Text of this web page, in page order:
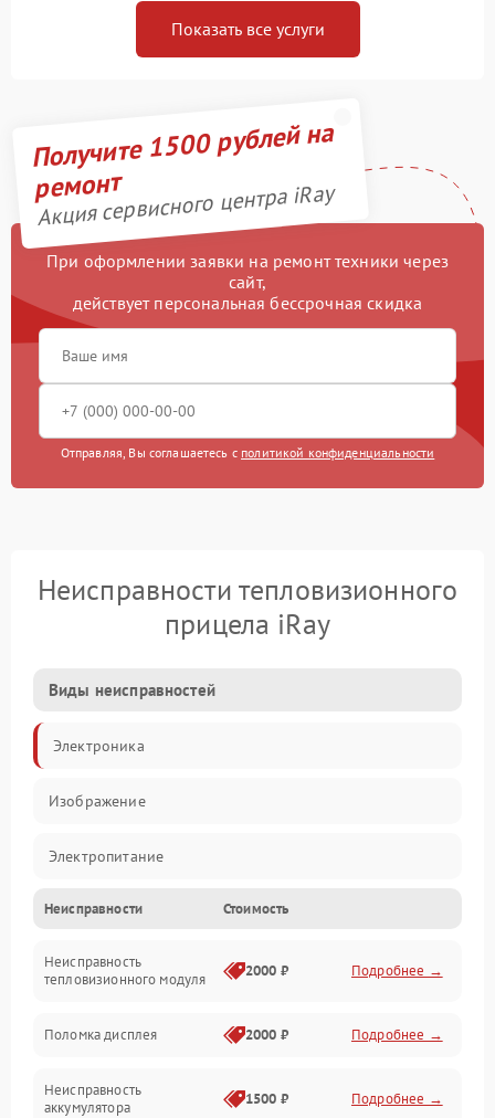
Показать все услуги
Получите 1500 рублей на
ремонт
Акция сервисного центра iRay
При оформлении заявки на ремонт техники через
сайт,
действует персональная бессрочная скидка
Отправляя, Вы соглашаетесь с политикой конфиденциальности
Неисправности тепловизионного
прицела iRay
Виды неисправностей
Электроника
Изображение
Электропитание
Измерения
Матрица
Неисправности Стоимость
Неисправность
тепловизионного модуля
2000 ₽ Подробнее →
Поломка дисплея 2000 ₽ Подробнее →
Неисправность
аккумулятора
1500 ₽ Подробнее →